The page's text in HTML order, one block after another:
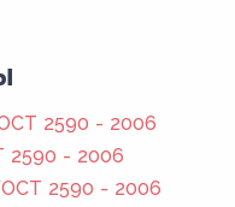
2590 - 2006
2590 - 2006
2590 - 2006